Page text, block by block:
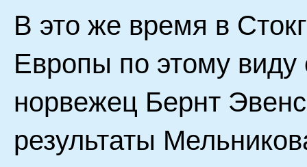
В это же время в
Европы по этому виду
норвежец Бернт
результаты